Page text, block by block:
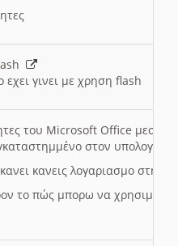
εχει γινει με χρηση flash
του Microsoft Office μεσω
στον
κανεις λογαριασμο στη
το πώς μπορω να